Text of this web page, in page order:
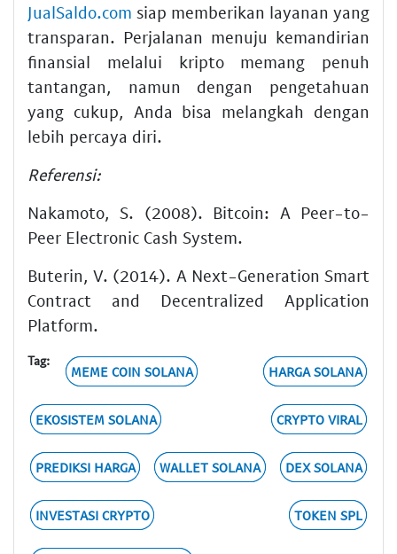
JualSaldo.com siap memberikan layanan yang
transparan. Perjalanan menuju kemandirian
finansial melalui kripto memang penuh
tantangan, namun dengan pengetahuan
yang cukup, Anda bisa melangkah dengan
lebih percaya diri.
Referensi:
Nakamoto, S. (2008). Bitcoin: A Peer-to-
Peer Electronic Cash System.
Buterin, V. (2014). A Next-Generation Smart
Contract and Decentralized Application
Platform.
Tag:
MEME COIN SOLANA HARGA SOLANA
EKOSISTEM SOLANA CRYPTO VIRAL
PREDIKSI HARGA WALLET SOLANA DEX SOLANA
INVESTASI CRYPTO TOKEN SPL